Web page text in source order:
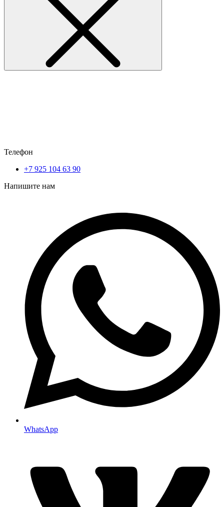
Телефон
+7 925 104 63 90
Напишите нам
WhatsApp